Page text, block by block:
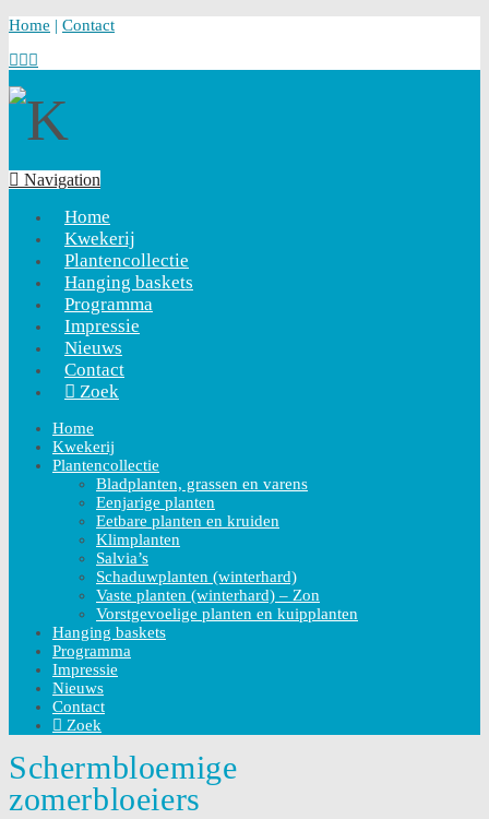
Home | Contact
Navigation
Home
Kwekerij
Plantencollectie
Hanging baskets
Programma
Impressie
Nieuws
Contact
Zoek
Home
Kwekerij
Plantencollectie
Bladplanten, grassen en varens
Eenjarige planten
Eetbare planten en kruiden
Klimplanten
Salvia’s
Schaduwplanten (winterhard)
Vaste planten (winterhard) – Zon
Vorstgevoelige planten en kuipplanten
Hanging baskets
Programma
Impressie
Nieuws
Contact
Zoek
Schermbloemige
zomerbloeiers